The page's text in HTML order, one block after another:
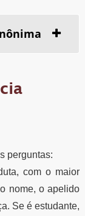
perguntas:
com o maior
nome, o apelido
Se é estudante,